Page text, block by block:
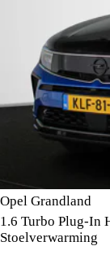
Opel Grandland
1.6 Turbo Plug-In
Stoelverwarming